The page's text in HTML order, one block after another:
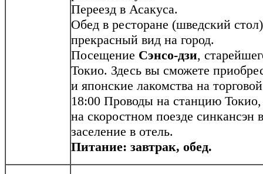
Переезд в Асакуса.
Обед в ресторане (шведский
прекрасный вид на город.
Посещение Сэнсо-дзи,
Токио. Здесь вы сможете
и японские лакомства на
18:00 Проводы на станцию
на скоростном поезде синкансэн
заселение в отель.
Питание: завтрак, обед.